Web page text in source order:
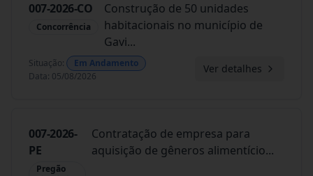
007-2026-CO
Concorrência
Construção de 50 unidades
habitacionais no município de
Gavi...
Situação:
Em Andamento
Data: 05/08/2026
Ver detalhes
007-2026-
PE
Pregão
Contratação de empresa para
aquisição de gêneros alimentício...